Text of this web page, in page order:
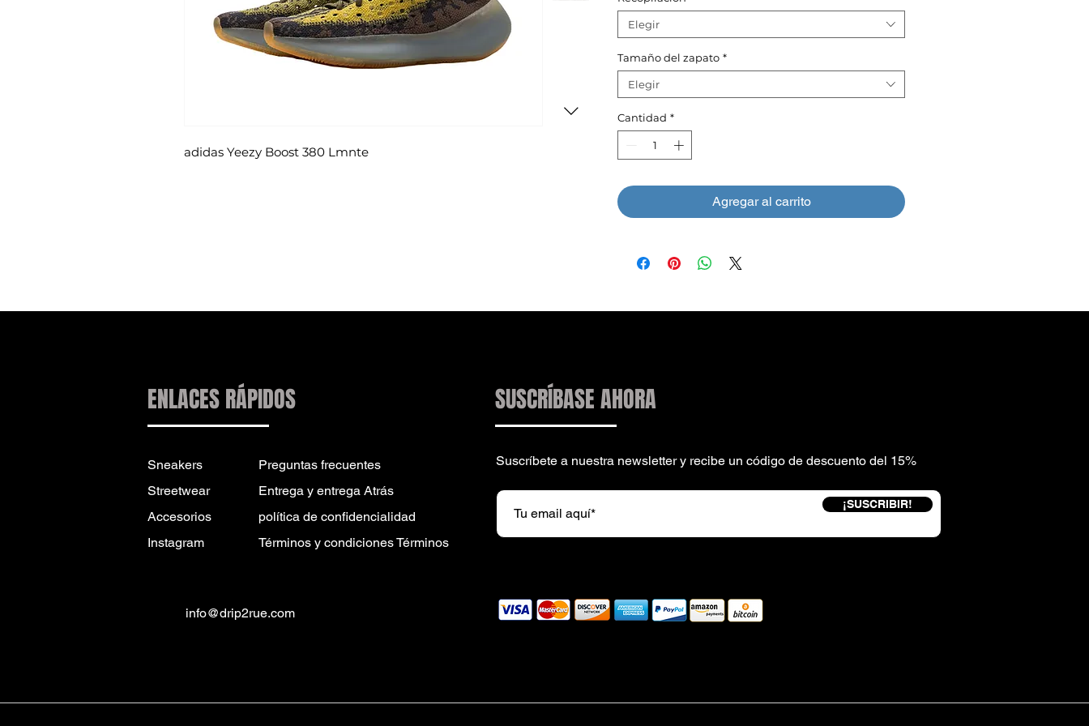
adidas Yeezy Boost 380 Lmnte
oferta
Elegir
Tamaño del zapato *
Elegir
Cantidad *
Agregar al carrito
ENLACES RÁPIDOS
Sneakers
Streetwear
Accesorios
Instagram
Preguntas frecuentes
Entrega y entrega Atrás
política de confidencialidad
Términos y condiciones Términos
info@drip2rue.com
SUSCRÍBASE AHORA
Suscríbete a nuestra newsletter y recibe un código de descuento del 15%
¡SUSCRIBIR!